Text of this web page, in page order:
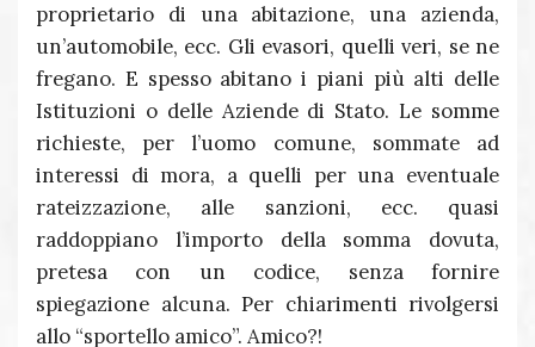
proprietario di una abitazione, una azienda,
un’automobile, ecc. Gli evasori, quelli veri, se ne
fregano. E spesso abitano i piani più alti delle
Istituzioni o delle Aziende di Stato. Le somme
richieste, per l’uomo comune, sommate ad
interessi di mora, a quelli per una eventuale
rateizzazione, alle sanzioni, ecc. quasi
raddoppiano l’importo della somma dovuta,
pretesa con un codice, senza fornire
spiegazione alcuna. Per chiarimenti rivolgersi
allo “sportello amico”. Amico?!